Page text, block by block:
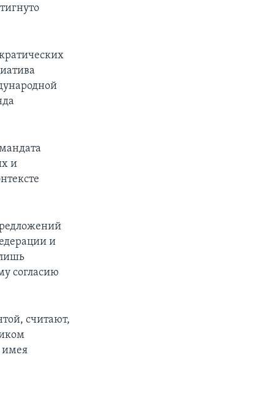
и
и
согласию
считают,
имея